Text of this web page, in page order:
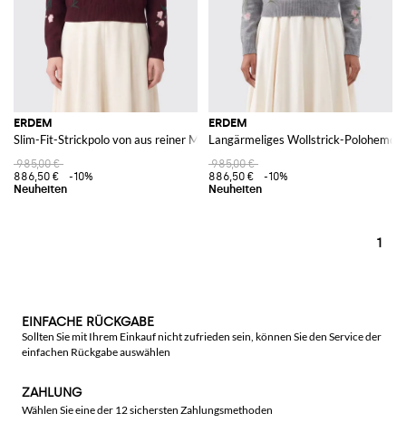
ERDEM
Slim-Fit-Strickpolo von aus reiner Merinowolle mit Blumenmotiv
985,00 €
886,50 €
-10%
ERDEM
Langärmeliges Wollstrick-Polohemd
985,00 €
886,50 €
-10%
1
EINFACHE RÜCKGABE
Sollten Sie mit Ihrem Einkauf nicht zufrieden sein, können Sie den Service der
einfachen Rückgabe auswählen
ZAHLUNG
Wählen Sie eine der 12 sichersten Zahlungsmethoden